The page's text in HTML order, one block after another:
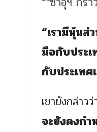
“เรามีหุ้นส่
มือกับประเ
กับประเทศ
เขายังกล่าวว่
จะยังคงกำ